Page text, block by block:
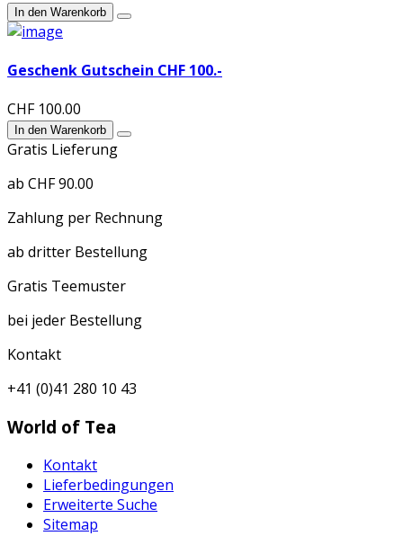
In den Warenkorb
Geschenk Gutschein CHF 100.-
CHF 100.00
In den Warenkorb
Gratis Lieferung
ab CHF 90.00
Zahlung per Rechnung
ab dritter Bestellung
Gratis Teemuster
bei jeder Bestellung
Kontakt
+41 (0)41 280 10 43
World of Tea
Kontakt
Lieferbedingungen
Erweiterte Suche
Sitemap